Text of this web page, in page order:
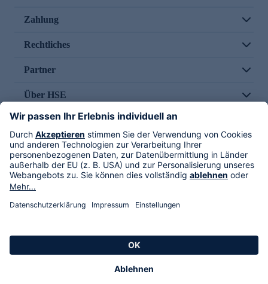
Zahlung
Rechtliches
Partner
Über HSE
Im TV
HSE International